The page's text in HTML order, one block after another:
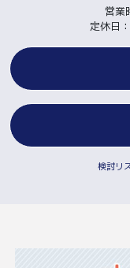
営業
定休日
検討リ